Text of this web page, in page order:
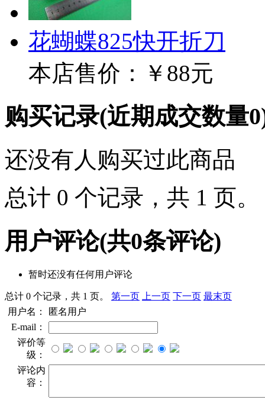
花蝴蝶825快开折刀
本店售价：
￥88元
购买记录(近期成交数量0
还没有人购买过此商品
总计 0 个记录，共 1 页。
用户评论(共0条评论)
暂时还没有任何用户评论
总计 0 个记录，共 1 页。 第一页 上一页 下一页 最末页
用户名：
匿名用户
E-mail：
评价等
级：
评论内
容：